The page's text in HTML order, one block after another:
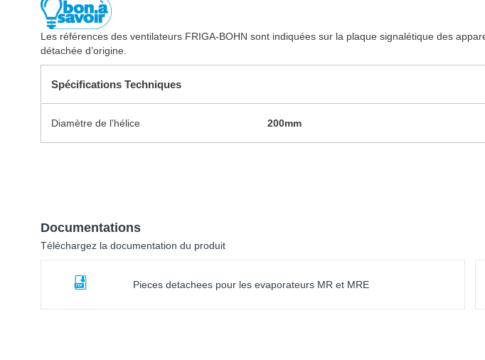
Les références des ventilateurs FRIGA-BOHN sont indiquées sur la plaque signalétique des
détachée d’origine.
Spécifications Techniques
Diamètre de l'hélice 200mm
Documentations
Téléchargez la documentation du produit
Pieces detachees pour les evaporateurs MR et MRE